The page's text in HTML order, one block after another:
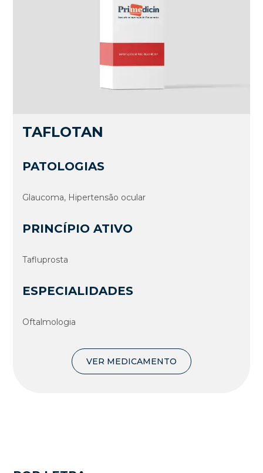
TAFLOTAN
PATOLOGIAS
Glaucoma, Hipertensão ocular
PRINCÍPIO ATIVO
Tafluprosta
ESPECIALIDADES
Oftalmologia
VER MEDICAMENTO